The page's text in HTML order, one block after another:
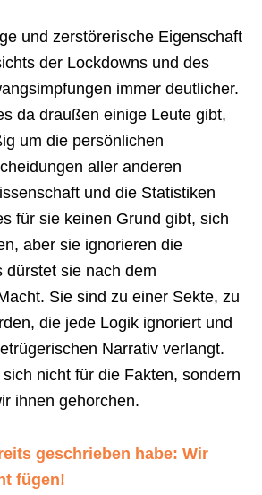
und zerstörerische Eigenschaft
der Lockdowns und des
immer deutlicher.
da draußen einige Leute gibt,
um die persönlichen
aller anderen
und die Statistiken
für sie keinen Grund gibt, sich
aber sie ignorieren die
dürstet sie nach dem
Sie sind zu einer Sekte, zu
die jede Logik ignoriert und
Narrativ verlangt.
nicht für die Fakten, sondern
ihnen gehorchen.
geschrieben habe: Wir
fügen!